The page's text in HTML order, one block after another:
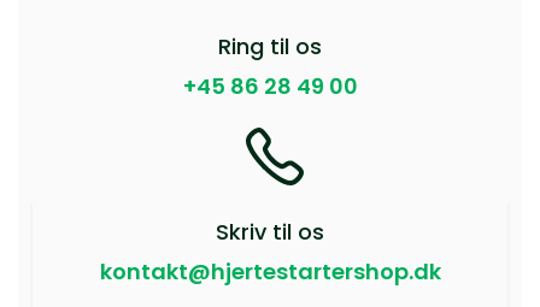
Ring til os
+45 86 28 49 00
Skriv til os
kontakt@hjertestartershop.dk